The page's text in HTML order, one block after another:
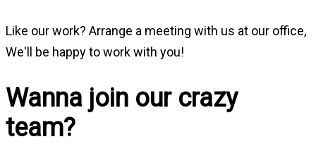
Like our work? Arrange a meeting with us at our office,
We'll be happy to work with you!
Wanna join our crazy
team?